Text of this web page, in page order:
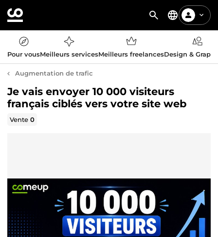
Pour vousMeilleurs servicesMeilleurs freelancesDesign &
Augmentation de trafic
Je vais envoyer 10 000 visiteurs
français ciblés vers votre site web
Vente0